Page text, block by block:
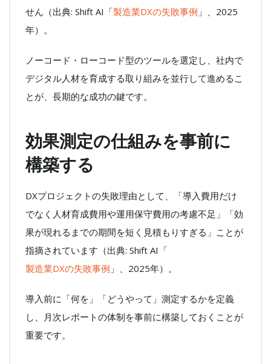
せん（出典: Shift AI「製造業DXの失敗事例 」、2025
年）。
ノーコード・ローコード型のツールを選定し、社内で
デジタル人材を育成する取り組みを並行して進めるこ
とが、長期的な成功の鍵です。
効果測定の仕組みを事前に
構築する
DXプロジェクトの失敗理由として、「導入費用だけ
でなく人材育成費用や運用保守費用の考慮不足」「効
果が現れるまでの期間を短く見積もりすぎる」ことが
指摘されています（出典: Shift AI「
製造業DXの失敗事例 」、2025年）。
導入前に「何を」「どうやって」測定するかを定義
し、月次レポートの体制を事前に構築しておくことが
重要です。